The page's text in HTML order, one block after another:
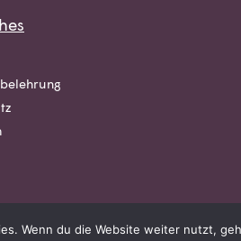
Wenn du die Website weiter nutzt,